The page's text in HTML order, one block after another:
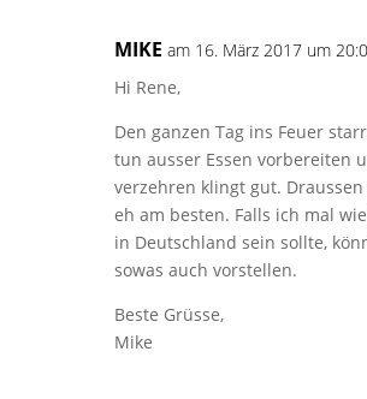
MIKE am 16. März 2017 um
Hi Rene,
Den ganzen Tag ins Feuer
tun ausser Essen vorbereiten
verzehren klingt gut. Draussen
eh am besten. Falls ich mal
in Deutschland sein sollte,
sowas auch vorstellen.
Beste Grüsse,
Mike